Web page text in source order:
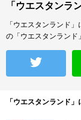
「ウエスタンラ
「ウエスタンランド
の「ウエスタンランド
「ウエスタンランド